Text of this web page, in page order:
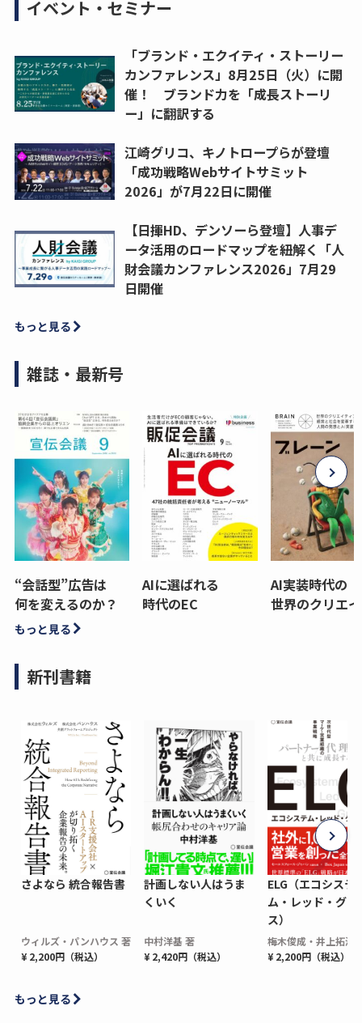
イベント・セミナー
「ブランド・エクイティ・ストーリー
カンファレンス」8月25日（火）に開
催！ ブランド力を「成長ストーリ
ー」に翻訳する
江崎グリコ、キノトロープらが登壇
「成功戦略Webサイトサミット
2026」が7月22日に開催
【日揮HD、デンソーら登壇】人事デ
ータ活用のロードマップを紐解く「人
財会議カンファレンス2026」7月29
日開催
もっと見る
雑誌・最新号
“会話型”広告は
何を変えるのか？
AIに選ばれる
時代のEC
AI実装時代の
世界のクリエ
もっと見る
新刊書籍
さよなら 統合報告書
ウィルズ・パンハウス 著
¥ 2,200円（税込）
計画しない人はうま
くいく
中村洋基 著
¥ 2,420円（税込）
ELG（エコシステ
ム・レッド・グロ
ス）
梅木俊成・井上拓海
¥ 2,200円（税込）
もっと見る